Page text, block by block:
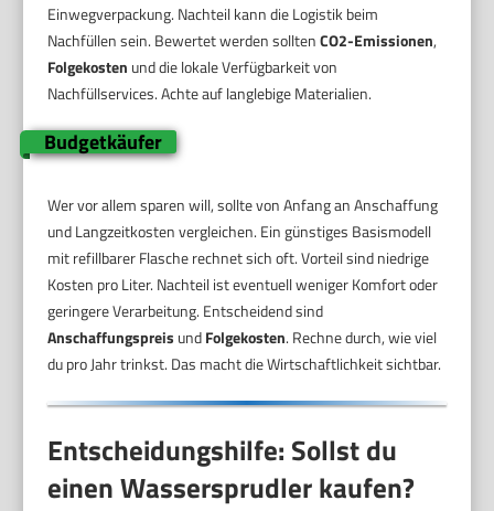
Einwegverpackung. Nachteil kann die Logistik beim
Nachfüllen sein. Bewertet werden solltenCO2-Emissionen,
Folgekosten und die lokale Verfügbarkeit von
Nachfüllservices. Achte auf langlebige Materialien.
Budgetkäufer
Wer vor allem sparen will, sollte von Anfang an Anschaffung
und Langzeitkosten vergleichen. Ein günstiges Basismodell
mit refillbarer Flasche rechnet sich oft. Vorteil sind niedrige
Kosten pro Liter. Nachteil ist eventuell weniger Komfort oder
geringere Verarbeitung. Entscheidend sind
Anschaffungspreis undFolgekosten. Rechne durch, wie viel
du pro Jahr trinkst. Das macht die Wirtschaftlichkeit sichtbar.
Entscheidungshilfe: Sollst du
einen Wassersprudler kaufen?